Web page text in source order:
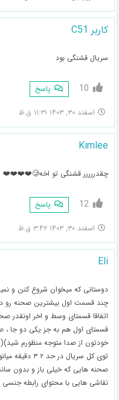
کاربر C51
سریال قشنگی بود
10 پاسخ
اسفند ۳۰, ۱۴۰۳ ۱۱:۳۱ ق.ظ
Kimlee
چقدررررر قشنگی تو اخه🥲❤️❤️❤️❤️
12 پاسخ
اسفند ۳۰, ۱۴۰۳ ۳:۴۲ ق.ظ
Eli
دوستانی که میخوان شروع کنن و
چند قسمت اول بیشترین صحنه رو
اتفاقا قسمتای وسط و اخر اونقدر
قسمتای اول هم به جز یکی دو جا
خودتون از صدا متوجه منظورم
توی کل سریال در حد ۲ ۳ دقیقه میانو میرن)
صحنه هایی که خیلی باز و بدون
نقاشی هایی با محتوای رابطه جنسی